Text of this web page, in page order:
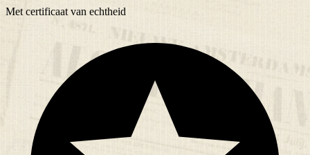
Met certificaat van echtheid